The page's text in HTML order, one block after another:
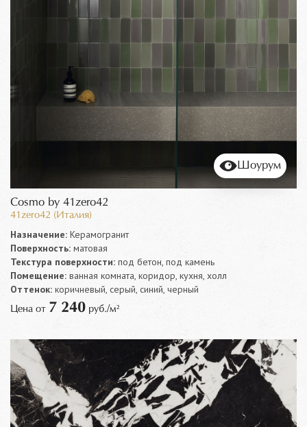
Шоурум
Cosmo by 41zero42
41zero42 (Италия)
Назначение: Керамогранит
Поверхность: матовая
Текстура поверхности: под бетон, под камень
Помещение: ванная комната, коридор, кухня, холл
Оттенок: коричневый, серый, синий, черный
Цена от 7 240 руб./м²